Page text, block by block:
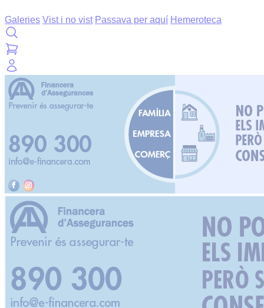
Galeries Vist i no vist Passava per aquí Hemeroteca